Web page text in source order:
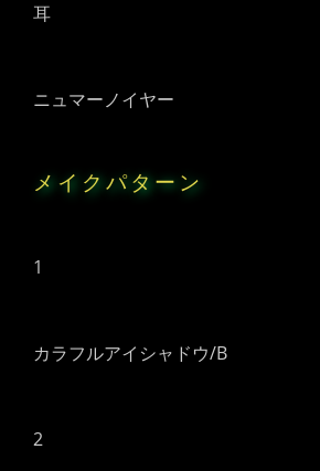
耳
ニュマーノイヤー
メイクパターン
1
カラフルアイシャドウ/B
2